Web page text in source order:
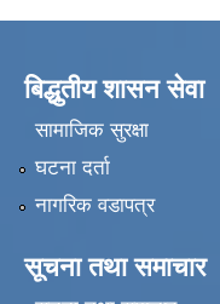
बिद्धुतीय शासन सेवा
सामाजिक सुरक्षा
घटना दर्ता
नागरिक वडापत्र
सूचना तथा समाचार